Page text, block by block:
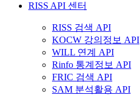
RISS API 센터
RISS 검색 API
KOCW 강의정보 API
WILL 연계 API
Rinfo 통계정보 API
FRIC 검색 API
SAM 분석활용 API